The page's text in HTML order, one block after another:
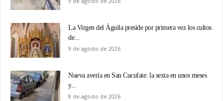
La Virgen del Águila preside por primera vez los cultos
de...
9 de agosto de 2026
Nueva avería en San Cucufate: la sexta en unos meses
y...
8 de agosto de 2026